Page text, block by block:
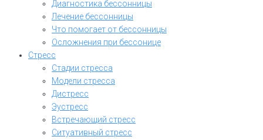
Диагностика бессонницы
Лечение бессонницы
Что помогает от бессонницы
Осложнения при бессонице
Стресс
Стадии стресса
Модели стресса
Дистресс
Эустресс
Встречающий стресс
Ситуативный стресс